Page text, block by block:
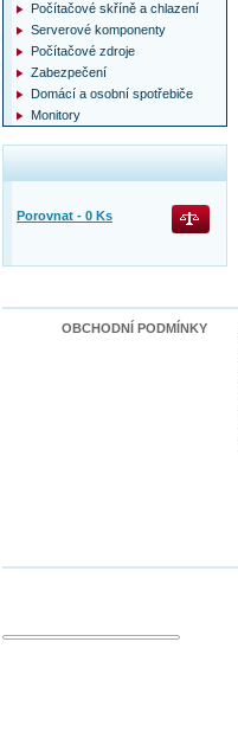
Počítačové skříně a chlazení
Serverové komponenty
Počítačové zdroje
Zabezpečení
Domácí a osobní spotřebiče
Monitory
Porovnat - 0 Ks
OBCHODNÍ PODMÍNKY